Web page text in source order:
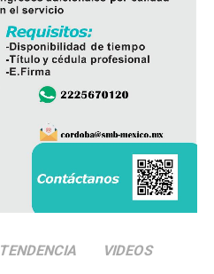
TENDENCIA VIDEOS